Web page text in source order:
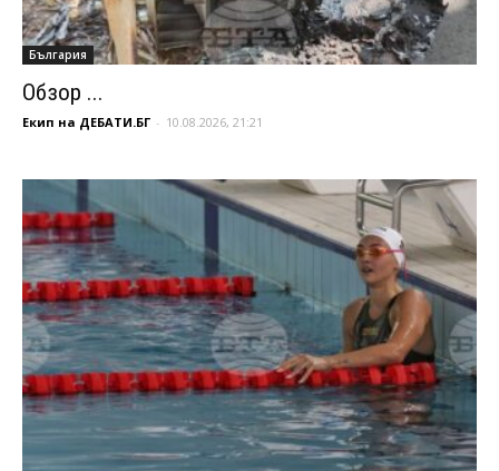
България
Обзор ...
Екип на ДЕБАТИ.БГ - 10.08.2026, 21:21